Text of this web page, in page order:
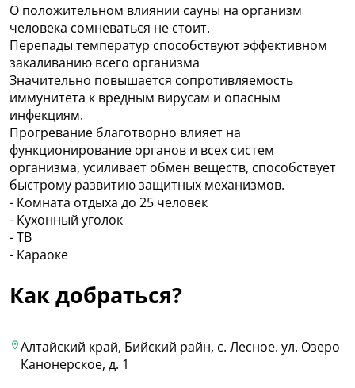
О положительном влиянии сауны на организм
человека сомневаться не стоит.
Перепады температур способствуют эффективном
закаливанию всего организма
Значительно повышается сопротивляемость
иммунитета к вредным вирусам и опасным
инфекциям.
Прогревание благотворно влияет на
функционирование органов и всех систем
организма, усиливает обмен веществ, способствует
быстрому развитию защитных механизмов.
- Комната отдыха до 25 человек
- Кухонный уголок
- ТВ
- Караоке
Как добраться?
Алтайский край, Бийский райн, с. Лесное. ул. Озеро
Канонерское, д. 1